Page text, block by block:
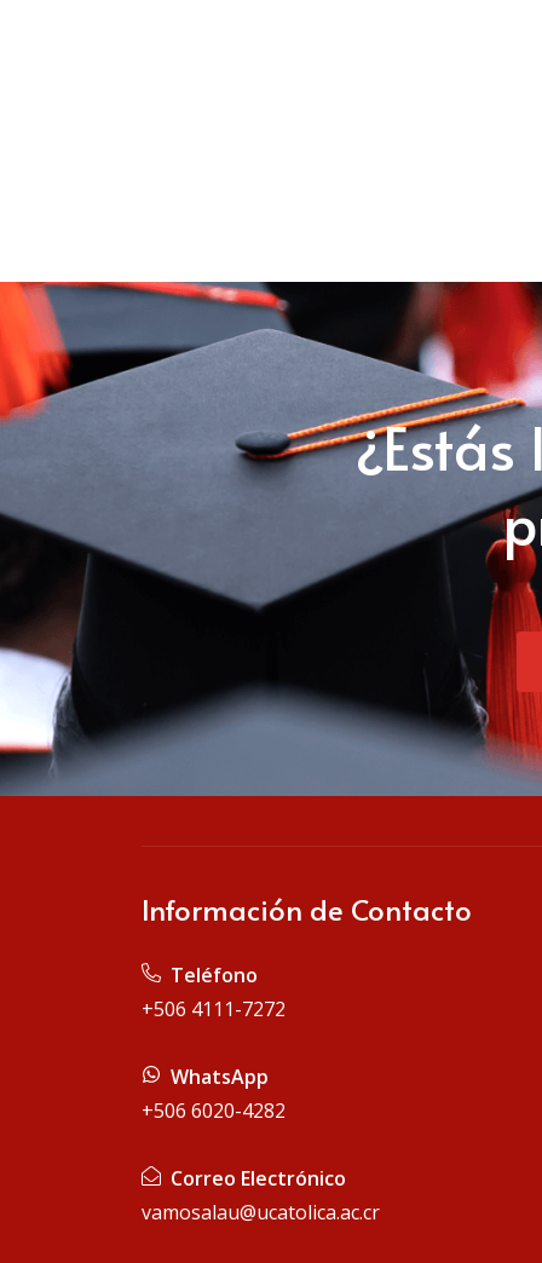
Información de Contacto
Teléfono
+506 4111-7272
WhatsApp
+506 6020-4282
Correo Electrónico
vamosalau@ucatolica.ac.cr